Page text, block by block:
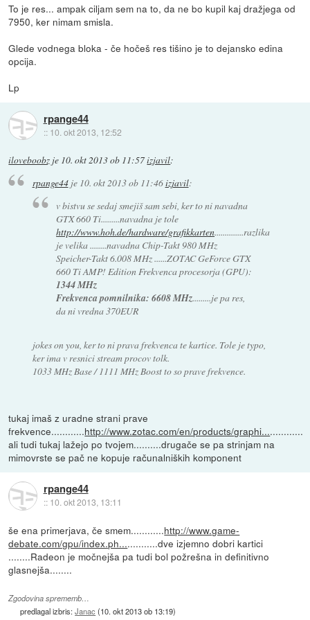
To je res... ampak ciljam sem na to, da ne bo kupil kaj dražjega od
7950, ker nimam smisla.
Glede vodnega bloka - če hočeš res tišino je to dejansko edina
opcija.
Lp
rpange44
:: 10. okt 2013, 12:52
iloveboobz je 10. okt 2013 ob 11:57izjavil:
rpange44je 10. okt 2013 ob 11:46izjavil:
v bistvu se sedaj smejiš sam sebi, ker to ni navadna
GTX 660 Ti.........navadna je tole
http://www.hoh.de/hardware/grafikkarten..............razlika
je velika ........navadna Chip-Takt 980 MHz
Speicher-Takt 6.008 MHz ......ZOTAC GeForce GTX
660 Ti AMP! Edition Frekvenca procesorja (GPU):
1344 MHz
Frekvenca pomnilnika: 6608 MHz.........je pa res,
da ni vredna 370EUR
jokes on you, ker to ni prava frekvenca te kartice. Tole je typo,
ker ima v resnici stream procov tolk.
1033 MHz Base / 1111 MHz Boost to so prave frekvence.
tukaj imaš z uradne strani prave
frekvence............http://www.zotac.com/en/products/graphi...............
ali tudi tukaj lažejo po tvojem..........drugače se pa strinjam na
mimovrste se pač ne kopuje računalniških komponent
rpange44
:: 10. okt 2013, 13:11
še ena primerjava, če smem............http://www.game-
debate.com/gpu/index.ph..............dve izjemno dobri kartici
........Radeon je močnejša pa tudi bol požrešna in definitivno
glasnejša........
Zgodovina sprememb…
predlagal izbris:Janac (10. okt 2013 ob 13:19)